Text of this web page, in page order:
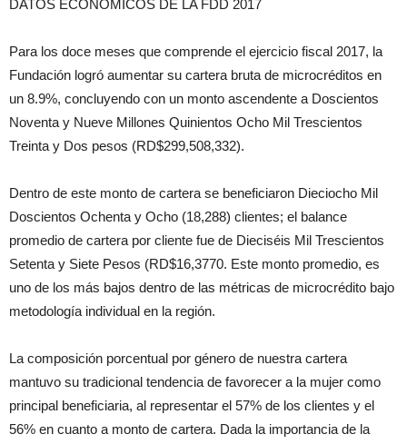
DATOS ECONOMICOS DE LA FDD 2017
Para los doce meses que comprende el ejercicio fiscal 2017, la
Fundación logró aumentar su cartera bruta de microcréditos en
un 8.9%, concluyendo con un monto ascendente a Doscientos
Noventa y Nueve Millones Quinientos Ocho Mil Trescientos
Treinta y Dos pesos (RD$299,508,332).
Dentro de este monto de cartera se beneficiaron Dieciocho Mil
Doscientos Ochenta y Ocho (18,288) clientes; el balance
promedio de cartera por cliente fue de Dieciséis Mil Trescientos
Setenta y Siete Pesos (RD$16,3770. Este monto promedio, es
uno de los más bajos dentro de las métricas de microcrédito bajo
metodología individual en la región.
La composición porcentual por género de nuestra cartera
mantuvo su tradicional tendencia de favorecer a la mujer como
principal beneficiaria, al representar el 57% de los clientes y el
56% en cuanto a monto de cartera. Dada la importancia de la